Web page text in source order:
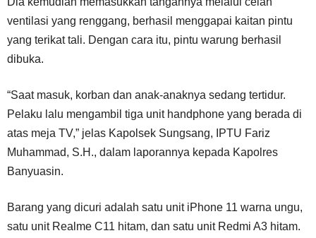
ventilasi yang renggang, berhasil menggapai kaitan pintu
yang terikat tali. Dengan cara itu, pintu warung berhasil
dibuka.
“Saat masuk, korban dan anak-anaknya sedang tertidur.
Pelaku lalu mengambil tiga unit handphone yang berada di
atas meja TV,” jelas Kapolsek Sungsang, IPTU Fariz
Muhammad, S.H., dalam laporannya kepada Kapolres
Banyuasin.
Barang yang dicuri adalah satu unit iPhone 11 warna ungu,
satu unit Realme C11 hitam, dan satu unit Redmi A3 hitam.